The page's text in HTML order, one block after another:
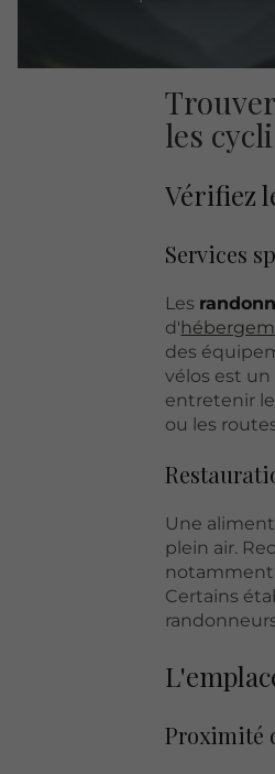
les
Vérifiez
Services
Les
d'
des
vélos est
entretenir
ou les
Une
plein air.
notamment
Certains
Proximité